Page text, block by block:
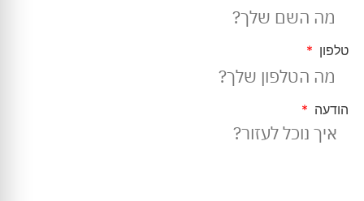
טלפון
הודעה